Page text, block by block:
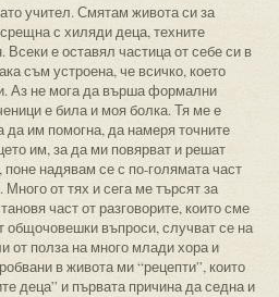
учител. Смятам живота си за
с хиляди деца, техните
е оставял частица от себе си в
съм устроена, че всичко, което
Аз не мога да върша формални
е била и моя болка. Тя ме е
да им помогна, да намеря точните
им, за да ми повярват и решат
надявам се с по-голямата част
от тях и сега ме търсят за
част от разговорите, които сме
общочовешки въпроси, случват се на
от полза на много млади хора и
в живота ми “рецепти”, които
деца” и първата причина да седна и